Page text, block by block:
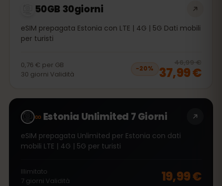
50GB 30giorni
eSIM prepagata Estonia con LTE | 4G | 5G Dati mobili
per turisti
0,76 € per GB
30 giorni Validità
−20%
46,99 €
37,99 €
∞Estonia Unlimited 7 Giorni
eSIM prepagata Unlimited per Estonia con dati
mobili LTE | 4G | 5G per turisti
Illimitato
7 giorni Validità 19,99 €